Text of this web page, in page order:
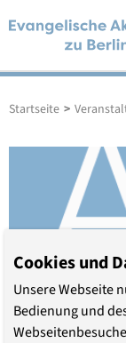
Startseite >
Cookies und
Unsere Webseite
Bedienung und